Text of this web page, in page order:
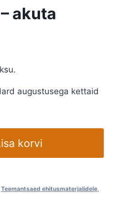
akuta
augustusega kettaid
korvi
Teemantsaed ehitusmaterjalidele,